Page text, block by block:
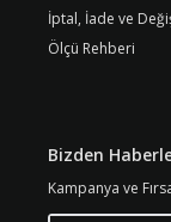
İptal, İade ve
Ölçü Rehberi
Bizden
Kampanya ve